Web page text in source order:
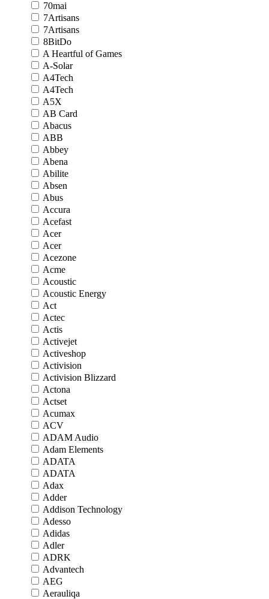
70mai
7Artisans
7Artisans
8BitDo
A Heartful of Games
A-Solar
A4Tech
A4Tech
A5X
AB Card
Abacus
ABB
Abbey
Abena
Abilite
Absen
Abus
Accura
Acefast
Acer
Acer
Acezone
Acme
Acoustic
Acoustic Energy
Act
Actec
Actis
Activejet
Activeshop
Activision
Activision Blizzard
Actona
Actset
Acumax
ACV
ADAM Audio
Adam Elements
ADATA
ADATA
Adax
Adder
Addison Technology
Adesso
Adidas
Adler
ADRK
Advantech
AEG
Aerauliqa